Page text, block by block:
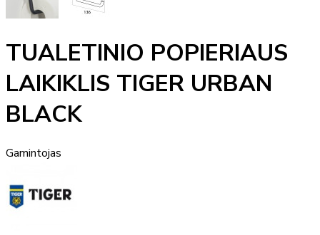
TUALETINIO POPIERIAUS
LAIKIKLIS TIGER URBAN
BLACK
Gamintojas